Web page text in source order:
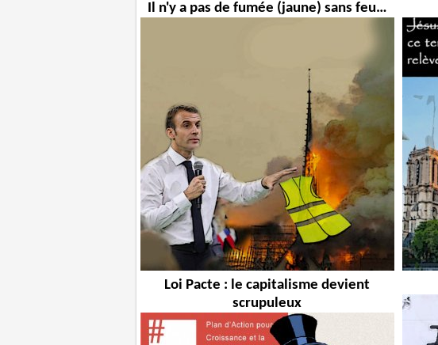
Il n'y a pas de fumée (jaune) sans feu…
Loi Pacte : le capitalisme devient
scrupuleux